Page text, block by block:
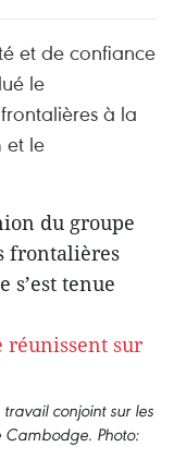
et de confiance
le
à la
et le
du groupe
frontalières
s’est tenue
conjoint sur les
Cambodge. Photo: